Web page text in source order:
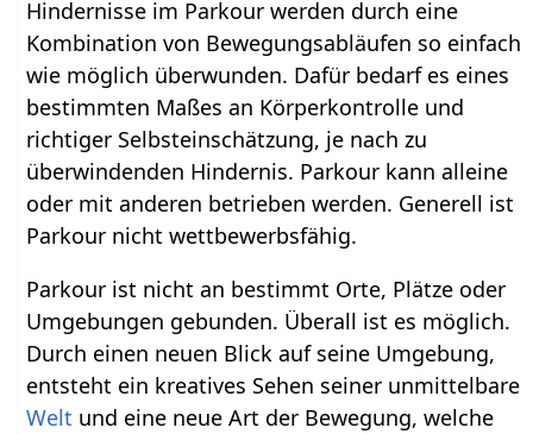
Hindernisse im Parkour werden durch eine
Kombination von Bewegungsabläufen so einfach
wie möglich überwunden. Dafür bedarf es eines
bestimmten Maßes an Körperkontrolle und
richtiger Selbsteinschätzung, je nach zu
überwindenden Hindernis. Parkour kann alleine
oder mit anderen betrieben werden. Generell ist
Parkour nicht wettbewerbsfähig.
Parkour ist nicht an bestimmt Orte, Plätze oder
Umgebungen gebunden. Überall ist es möglich.
Durch einen neuen Blick auf seine Umgebung,
entsteht ein kreatives Sehen seiner unmittelbare
Welt und eine neue Art der Bewegung, welche